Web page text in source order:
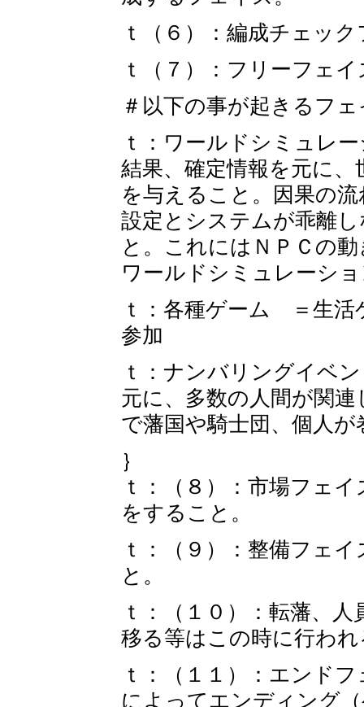
ｔ（６）：編成チェッ
ｔ（７）：フリーフェ
＃以下の事が起きるフ
ｔ：ワールドシミュレ
結果、確定情報を元に
を与えること。因果の
設定とシステムが乖離
と。これにはＮＰＣの
ワールドシミュレーシ
ｔ：各種ゲーム ＝生活
参加
ｔ：ナンバリングイベ
元に、多数の人間が関
で藩国や騎士団、個人
｝
ｔ：（８）：市場フェ
をすること。
ｔ：（９）：整備フェ
と。
ｔ：（１０）：転藩、
移る等はこの時に行わ
ｔ：（１１）：エンド
によってエンディング